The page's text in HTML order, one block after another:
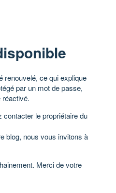
renouvelé, ce qui explique
par un mot de passe,
réactivé.
le propriétaire du
blog, nous vous invitons à
Merci de votre